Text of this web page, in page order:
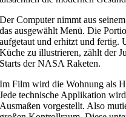
Der Computer nimmt aus
das ausgewählt Menü. Die
aufgetaut und erhitzt und fertig.
Küche zu illustrieren, zählt der
Starts der NASA Raketen.
Im Film wird die Wohnung als
Jede technische Applikation
Ausmaßen vorgestellt. Also